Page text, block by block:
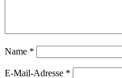
Name *
E-Mail-Adresse *